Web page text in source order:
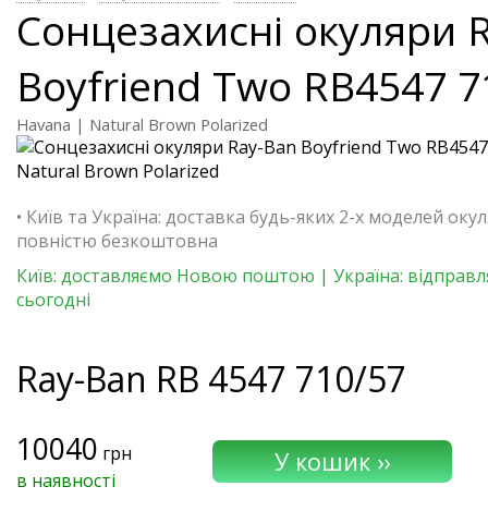
Сонцезахисні окуляри
Boyfriend Two RB4547
Havana | Natural Brown Polarized
• Київ та Україна: доставка будь-яких 2-х моделей
повністю безкоштовна
Київ: доставляємо Новою поштою | Україна:
сьогодні
Ray-Ban RB 4547 710/57
10040 грн
в наявності